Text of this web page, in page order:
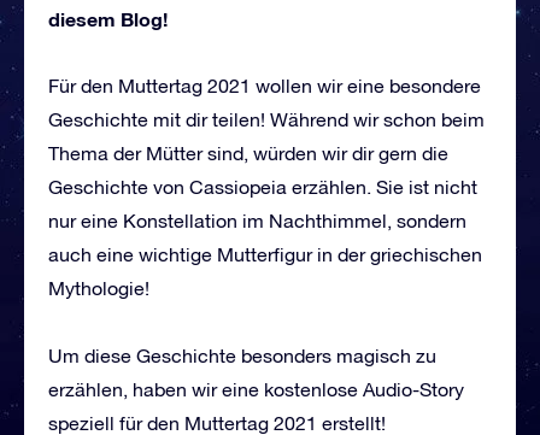
diesem Blog!
Für den Muttertag 2021 wollen wir eine besondere
Geschichte mit dir teilen! Während wir schon beim
Thema der Mütter sind, würden wir dir gern die
Geschichte von Cassiopeia erzählen. Sie ist nicht
nur eine Konstellation im Nachthimmel, sondern
auch eine wichtige Mutterfigur in der griechischen
Mythologie!
Um diese Geschichte besonders magisch zu
erzählen, haben wir eine kostenlose Audio-Story
speziell für den Muttertag 2021 erstellt!